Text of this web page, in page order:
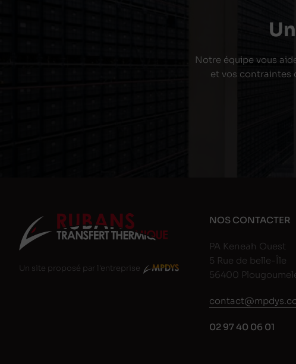
Notre équipe vous
et vos contraintes
Un site proposé par l'entreprise
NOS CONTACTER
PA Keneah Ouest
5 Rue de belle-Île
56400
02 97 40 06 01